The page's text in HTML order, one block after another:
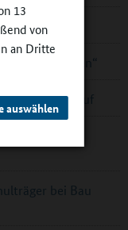
13
von
an Dritte
auswählen
an Schulen“
Beiträgen auf
und
bei Bau